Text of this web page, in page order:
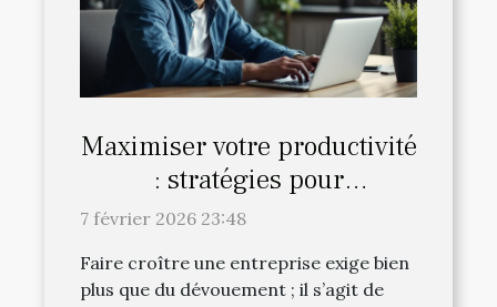
Maximiser votre productivité
: stratégies pour
entrepreneurs efficaces
7 février 2026 23:48
Faire croître une entreprise exige bien
plus que du dévouement ; il s’agit de